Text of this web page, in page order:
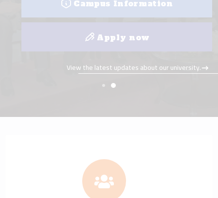
Campus Information
Apply now
View the latest updates about our university.